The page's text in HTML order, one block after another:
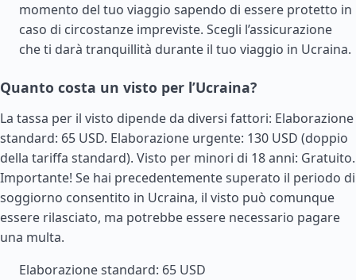
momento del tuo viaggio sapendo di essere protetto in
caso di circostanze impreviste. Scegli l’assicurazione
che ti darà tranquillità durante il tuo viaggio in Ucraina.
Quanto costa un visto per l’Ucraina?
La tassa per il visto dipende da diversi fattori: Elaborazione
standard: 65 USD. Elaborazione urgente: 130 USD (doppio
della tariffa standard). Visto per minori di 18 anni: Gratuito.
Importante! Se hai precedentemente superato il periodo di
soggiorno consentito in Ucraina, il visto può comunque
essere rilasciato, ma potrebbe essere necessario pagare
una multa.
Elaborazione standard: 65 USD